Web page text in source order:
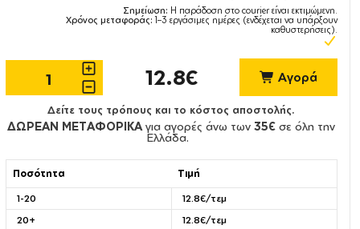
Σημείωση: Η παράδοση στο courier είναι εκτιμώμενη.
Χρόνος μεταφοράς: 1–3 εργάσιμες ημέρες (ενδέχεται να υπάρξουν
καθυστερήσεις).
12.8€ Αγορά
Δείτε τους τρόπους και το κόστος αποστολής.
ΔΩΡΕΑΝ ΜΕΤΑΦΟΡΙΚΑ για αγορές άνω των35€ σε όλη την
Ελλάδα.
Ποσότητα Τιμή
1-20
12.8€/τεμ
20+
12.8€/τεμ